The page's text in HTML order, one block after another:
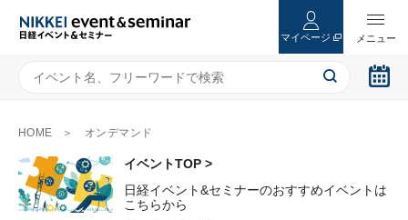
マイページ
HOME オンデマンド
イベントTOP >
日経イベント&セミナーのおすすめイベントは
こちらから